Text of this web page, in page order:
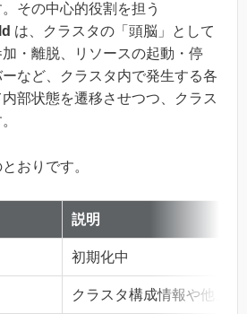
その中心的役割を担う
は、クラスタの「頭脳」として
・離脱、リソースの起動・停
など、クラスタ内で発生する各
部状態を遷移させつつ、クラス
おりです。
説明
初期化中
クラスタ構成情報や他ノ